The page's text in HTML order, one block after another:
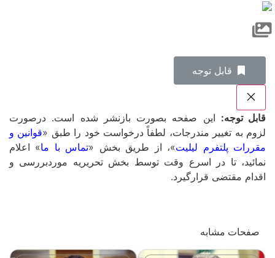
‌قابل توجه
قابل توجه: این صفحه بصورت بازنشر شده است. درصورت
لزوم به تغییر مندرجات، لطفاً درخواست خود را طبق «قوانین و
مقررات پلتفرم لیلیت»، از طریق بخش «تماس با ما» اعلام
نمائید، تا در اسرع وقت توسط بخش تحریریه موردبررسی و
اقدام مقتضی قرارگیرد.
صفحات مشابه